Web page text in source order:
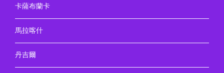
卡薩布蘭卡
馬拉喀什
丹吉爾